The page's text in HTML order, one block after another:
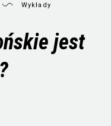
Wykłady
jest